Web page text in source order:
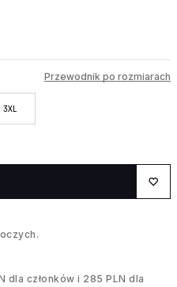
Przewodnik po rozmiarach
3XL
dla członków i 285 PLN dla